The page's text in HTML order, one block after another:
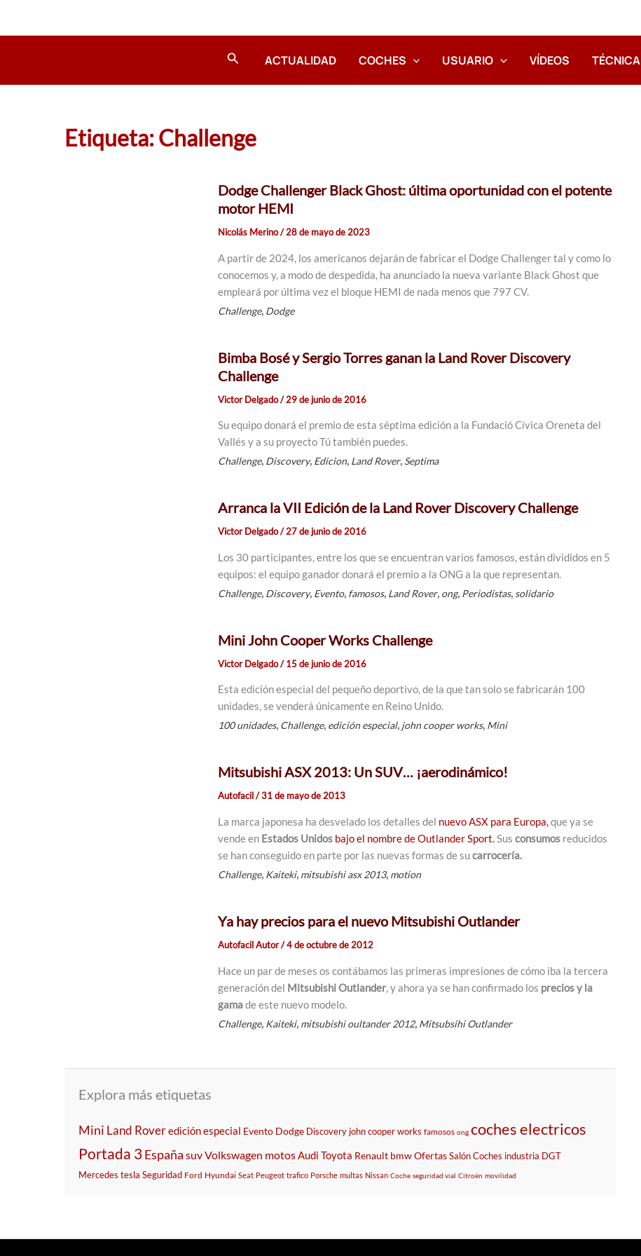
Buscar ACTUALIDAD COCHES USUARIO VÍDEOS TÉCNICA
Etiqueta: Challenge
Dodge Challenger Black Ghost: última oportunidad con el potente
motor HEMI
Nicolás Merino/28 de mayo de 2023
A partir de 2024, los americanos dejarán de fabricar el Dodge Challenger tal y como lo
conocemos y, a modo de despedida, ha anunciado la nueva variante Black Ghost que
empleará por última vez el bloque HEMI de nada menos que 797 CV.
Challenge, Dodge
Bimba Bosé y Sergio Torres ganan la Land Rover Discovery
Challenge
Victor Delgado/29 de junio de 2016
Su equipo donará el premio de esta séptima edición a la Fundació Cívica Oreneta del
Vallés y a su proyecto Tú también puedes.
Challenge, Discovery, Edicion, Land Rover, Septima
Arranca la VII Edición de la Land Rover Discovery Challenge
Victor Delgado/27 de junio de 2016
Los 30 participantes, entre los que se encuentran varios famosos, están divididos en 5
equipos: el equipo ganador donará el premio a la ONG a la que representan.
Challenge, Discovery, Evento, famosos, Land Rover, ong, Periodistas, solidario
Mini John Cooper Works Challenge
Victor Delgado/15 de junio de 2016
Esta edición especial del pequeño deportivo, de la que tan solo se fabricarán 100
unidades, se venderá únicamente en Reino Unido.
100 unidades, Challenge, edición especial, john cooper works, Mini
Mitsubishi ASX 2013: Un SUV… ¡aerodinámico!
Autofacil/31 de mayo de 2013
La marca japonesa ha desvelado los detalles del nuevo ASX para Europa,que ya se
vende en Estados Unidos bajo el nombre de Outlander Sport.Susconsumos reducidos
se han conseguido en parte por las nuevas formas de sucarrocería.
Challenge, Kaiteki, mitsubishi asx 2013, motion
Ya hay precios para el nuevo Mitsubishi Outlander
Autofacil Autor/4 de octubre de 2012
Hace un par de meses os contábamos las primeras impresiones de cómo iba la tercera
generación del Mitsubishi Outlander , y ahora ya se han confirmado los precios y la
gamade este nuevo modelo.
Challenge, Kaiteki, mitsubishi oultander 2012, Mitsubsihi Outlander
Explora más etiquetas
Mini Land Roveredición especial Evento Dodge Discovery john cooper works famosos ong coches electricos
Portada 3España suvVolkswagen motos Audi Toyota Renault bmwOfertasSalónCoches industria DGT
Mercedes tesla Seguridad Ford Hyundai Seat Peugeot trafico Porsche multas Nissan Coche seguridad vial Citroën movilidad